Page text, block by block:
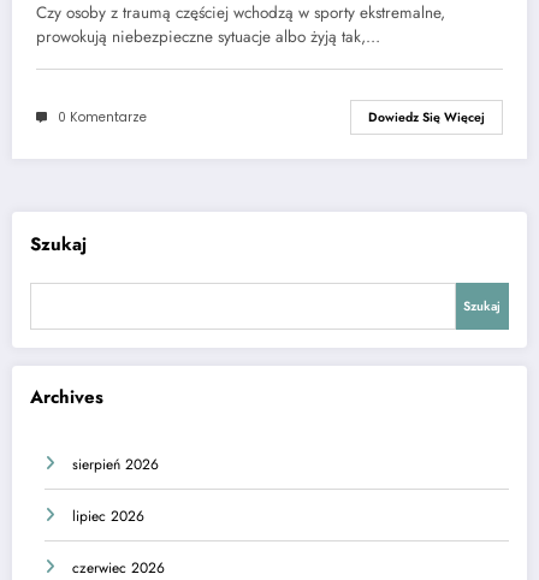
Czy osoby z traumą częściej wchodzą w sporty ekstremalne,
prowokują niebezpieczne sytuacje albo żyją tak,…
0 Komentarze Dowiedz Się Więcej
Szukaj
Szukaj
Archives
sierpień 2026
lipiec 2026
czerwiec 2026